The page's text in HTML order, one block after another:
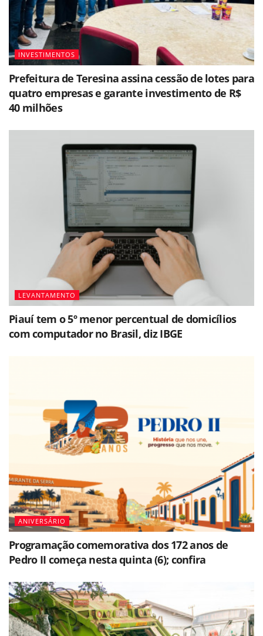
INVESTIMENTOS
Prefeitura de Teresina assina cessão de lotes para
quatro empresas e garante investimento de R$
40 milhões
LEVANTAMENTO
Piauí tem o 5º menor percentual de domicílios
com computador no Brasil, diz IBGE
ANIVERSÁRIO
Programação comemorativa dos 172 anos de
Pedro II começa nesta quinta (6); confira